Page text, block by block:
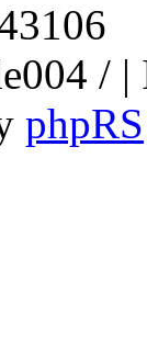
/ |
phpRS